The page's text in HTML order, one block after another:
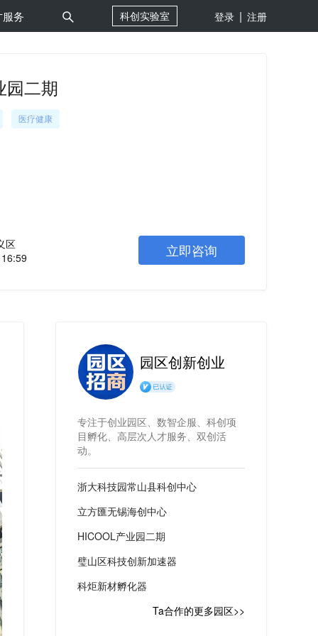
务 科创实验室 登录 | 注册
园二期
医疗健康
区
立即咨询
园区创新创业
专注于创业园区、数智企服、科创项
目孵化、高层次人才服务、双创活
动。
浙大科技园常山县科创中心
立方匯无锡海创中心
HICOOL产业园二期
璧山区科技创新加速器
科炬新材孵化器
Ta合作的更多园区>>